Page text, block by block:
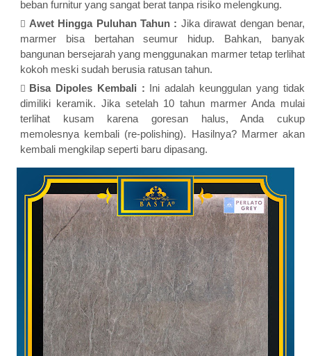
beban furnitur yang sangat berat tanpa risiko melengkung.
Awet Hingga Puluhan Tahun : Jika dirawat dengan benar,
marmer bisa bertahan seumur hidup. Bahkan, banyak
bangunan bersejarah yang menggunakan marmer tetap terlihat
kokoh meski sudah berusia ratusan tahun.
Bisa Dipoles Kembali : Ini adalah keunggulan yang tidak
dimiliki keramik. Jika setelah 10 tahun marmer Anda mulai
terlihat kusam karena goresan halus, Anda cukup
memolesnya kembali (re-polishing). Hasilnya? Marmer akan
kembali mengkilap seperti baru dipasang.